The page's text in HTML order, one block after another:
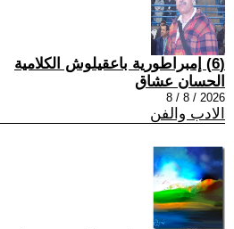
(6) إمبراطورية باعقيلوش الكلامية
الحسان عشاق
2026 / 8 / 8
الادب والفن